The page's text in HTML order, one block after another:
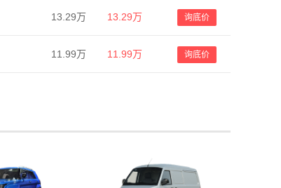
13.29万 13.29万 询底价
11.99万 11.99万 询底价